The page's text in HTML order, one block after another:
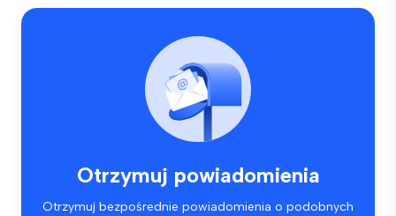
Otrzymuj powiadomienia
Otrzymuj bezpośrednie powiadomienia o podobnych